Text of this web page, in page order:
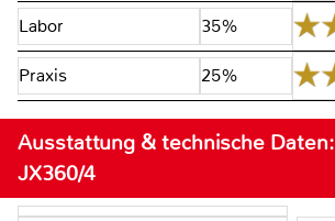
Labor 35%
Praxis 25%
Ausstattung & technische Daten:
JX360/4